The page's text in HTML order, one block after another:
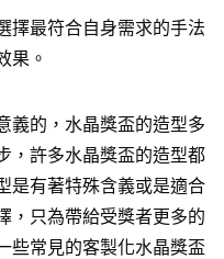
擇最符合自身需求的手法
果。
義的，水晶獎盃的造型多
，許多水晶獎盃的造型都
是有著特殊含義或是適合
，只為帶給受獎者更多的
些常見的客製化水晶獎盃